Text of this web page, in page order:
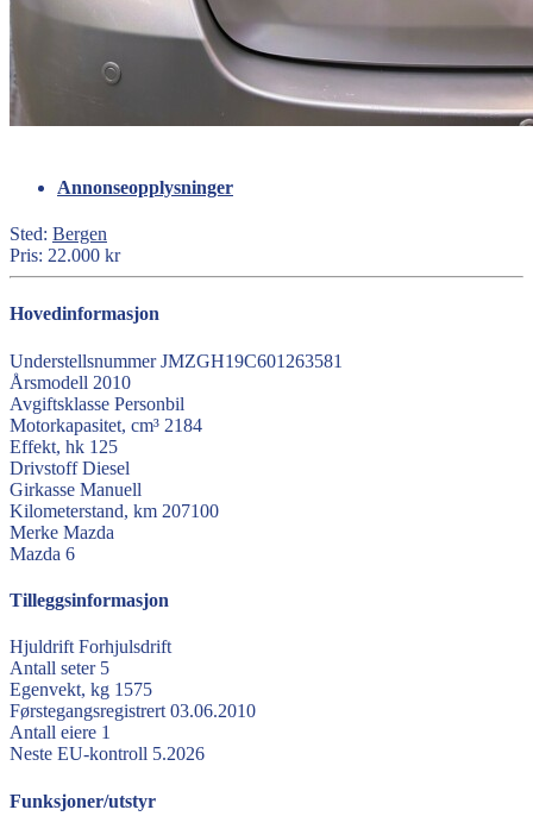
Annonseopplysninger
Sted: Bergen
Pris: 22.000 kr
Hovedinformasjon
Understellsnummer JMZGH19C601263581
Årsmodell 2010
Avgiftsklasse Personbil
Motorkapasitet, cm³ 2184
Effekt, hk 125
Drivstoff Diesel
Girkasse Manuell
Kilometerstand, km 207100
Merke Mazda
Mazda 6
Tilleggsinformasjon
Hjuldrift Forhjulsdrift
Antall seter 5
Egenvekt, kg 1575
Førstegangsregistrert 03.06.2010
Antall eiere 1
Neste EU-kontroll 5.2026
Funksjoner/utstyr